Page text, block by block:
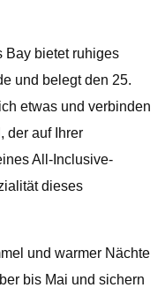
Bay bietet ruhiges
und belegt den 25.
etwas und verbinden
der auf Ihrer
All-Inclusive-
dieses
und warmer Nächte
bis Mai und sichern